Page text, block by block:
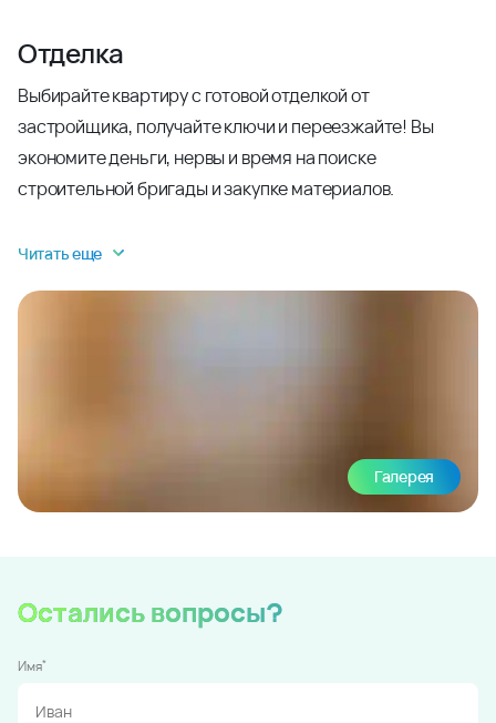
Отделка
Выбирайте квартиру с готовой отделкой от
застройщика, получайте ключи и переезжайте! Вы
экономите деньги, нервы и время на поиске
строительной бригады и закупке материалов.
Читать еще
Галерея
Остались вопросы?
Имя*